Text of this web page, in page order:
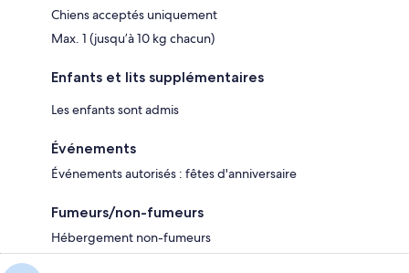
Chiens acceptés uniquement
Max. 1 (jusqu’à 10 kg chacun)
Enfants et lits supplémentaires
Les enfants sont admis
Événements
Événements autorisés : fêtes d'anniversaire
Fumeurs/non-fumeurs
Hébergement non-fumeurs